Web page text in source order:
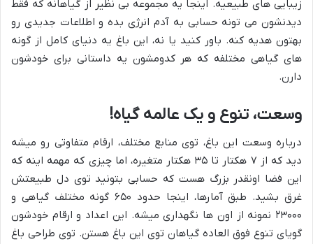
زیبایی های طبیعیه. اینجا یه مجموعه بی نظیر از گیاهانه که فقط
دیدنشون می تونه حسابی به آدم انرژی بده و اطلاعات جدیدی رو
بهتون هدیه کنه. باور کنید یا نه، این باغ یه دنیای کامل از گونه
های گیاهی مختلفه که هر کدومشون یه داستانی برای خودشون
دارن.
وسعت، تنوع و یک عالمه گیاه!
درباره وسعت این باغ، توی منابع مختلف، ارقام متفاوتی رو میشه
دید که از ۷ هکتار تا ۳۵ هکتار متغیره، اما چیزی که مهمه اینه که
این فضا اونقدر بزرگ هست که حسابی بتونید توی دل طبیعتش
غرق بشید. طبق آمارها، اینجا حدود ۶۵۰ گونه مختلف گیاهی و
۲۳۰۰۰ نمونه از اون ها نگهداری میشه. این اعداد و ارقام خودشون
گویای تنوع فوق العاده گیاهان توی این باغ هستن. توی طراحی باغ